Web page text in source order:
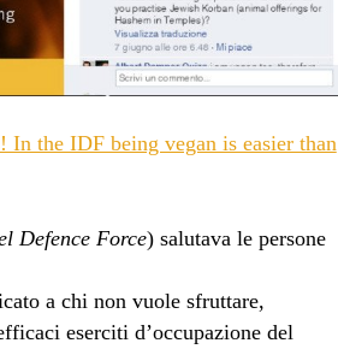
the IDF being vegan is easier than
Defence Force) salutava le persone
a chi non vuole sfruttare,
eserciti d’occupazione del